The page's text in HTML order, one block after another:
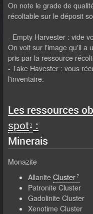
On note le grade de
récoltable sur le déposit
- Empty Harvester : vide
On voit sur l'image qu'il a
pris par la ressource
- Take Havester : vous
l'inventaire.
Les ressources
spot :
Minerais
Monazite
Allanite Cluster
Patronite Cluster
Gadolinite Cluster
Xenotime Cluster